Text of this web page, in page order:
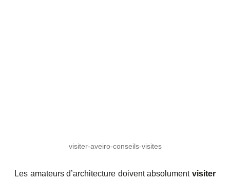
visiter-aveiro-conseils-visites
Les amateurs d’architecture doivent absolument visiter